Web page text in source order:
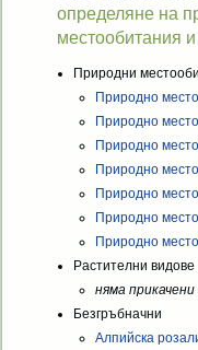
определяне на
местообитания
Природни
Природно
Природно
Природно
Природно
Природно
Природно
Природно
Растителни видове
няма
Безгръбначни
Алпийска